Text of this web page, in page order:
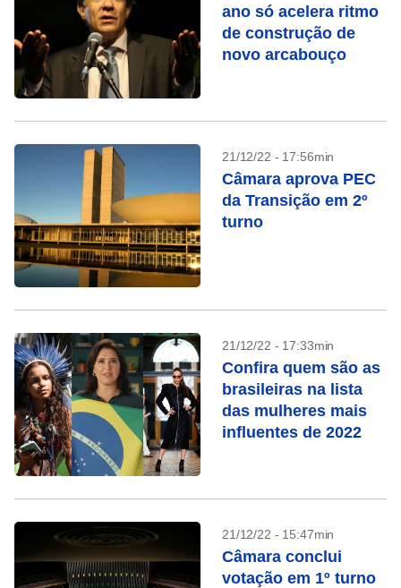
ano só acelera ritmo
de construção de
novo arcabouço
21/12/22 - 17:56min
Câmara aprova PEC
da Transição em 2º
turno
21/12/22 - 17:33min
Confira quem são as
brasileiras na lista
das mulheres mais
influentes de 2022
21/12/22 - 15:47min
Câmara conclui
votação em 1º turno